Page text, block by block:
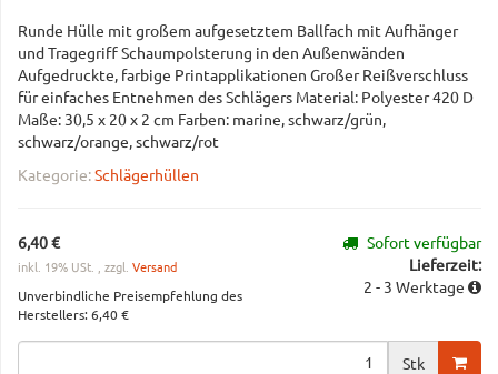
Runde Hülle mit großem aufgesetztem Ballfach mit Aufhänger
und Tragegriff Schaumpolsterung in den Außenwänden
Aufgedruckte, farbige Printapplikationen Großer Reißverschluss
für einfaches Entnehmen des Schlägers Material: Polyester 420 D
Maße: 30,5 x 20 x 2 cm Farben: marine, schwarz/grün,
schwarz/orange, schwarz/rot
Kategorie:Schlägerhüllen
6,40 €
inkl. 19% USt. , zzgl. Versand
Unverbindliche Preisempfehlung des
Herstellers:6,40 €
Sofort verfügbar
Lieferzeit:
2 - 3 Werktage
Stk